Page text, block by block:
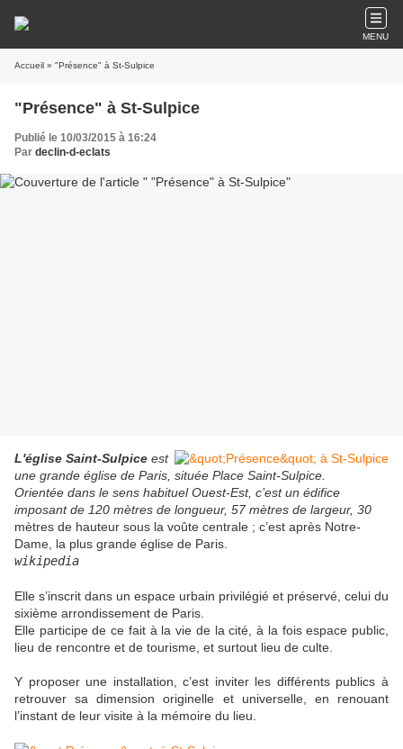
MENU
Accueil » "Présence" à St-Sulpice
"Présence" à St-Sulpice
Publié le 10/03/2015 à 16:24
Par declin-d-eclats
L'église Saint-Sulpice est
une grande église de Paris, située Place Saint-Sulpice.
Orientée dans le sens habituel Ouest-Est, c’est un édifice
imposant de 120 mètres de longueur, 57 mètres de largeur, 30
mètres de hauteur sous la voûte centrale ; c’est après Notre-
Dame, la plus grande église de Paris.
wikipedia
Elle s’inscrit dans un espace urbain privilégié et préservé, celui du
sixième arrondissement de Paris.
Elle participe de ce fait à la vie de la cité, à la fois espace public,
lieu de rencontre et de tourisme, et surtout lieu de culte.
Y proposer une installation, c’est inviter les différents publics à
retrouver sa dimension originelle et universelle, en renouant
l’instant de leur visite à la mémoire du lieu.